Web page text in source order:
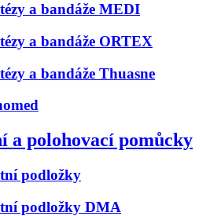
a bandáže MEDI
a bandáže ORTEX
a bandáže Thuasne
a polohovací pomůcky
podložky
podložky DMA